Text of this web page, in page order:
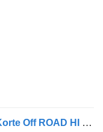
IVECO DAY Active DAY AD Short Korte Off ROAD HI LAND HI-LAND 5801758713 Fahrerhaus für IVECO Trakker Stralis Active DAY 8x8 6x6 4x4 6x4 8x4 Euro 6 LKW